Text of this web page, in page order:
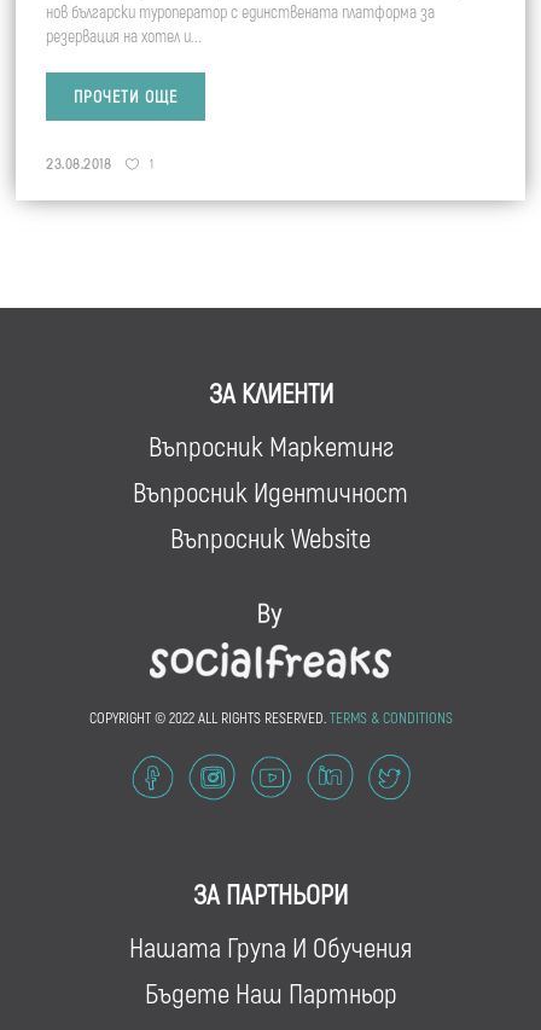
нов български туроператор с единствената платформа за
резервация на хотел и...
ПРОЧЕТИ ОЩЕ
23.08.2018 1
ЗА КЛИЕНТИ
Въпросник Маркетинг
Въпросник Идентичност
Въпросник Website
COPYRIGHT © 2022 ALL RIGHTS RESERVED.TERMS & CONDITIONS
ЗА ПАРТНЬОРИ
Нашата Група И Обучения
Бъдете Наш Партньор